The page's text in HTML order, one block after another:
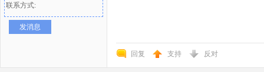
联系方式:
发消息
回复 支持 反对